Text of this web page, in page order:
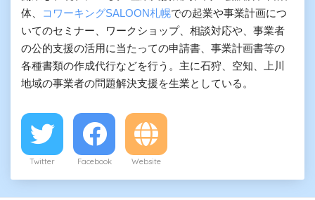
体、
コワーキングSALOON札幌での起業や事業計画につ
いてのセミナー、ワークショップ、相談対応や、事業者
の公的支援の活用に当たっての申請書、事業計画書等の
各種書類の作成代行などを行う。主に石狩、空知、上川
地域の事業者の問題解決支援を生業としている。
Twitter Facebook Website